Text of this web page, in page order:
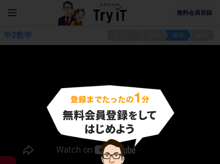
無料会員登録
中2数学 練習